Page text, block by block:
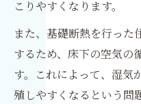
こりやすくなります。
また、基礎断熱を行った
するため、床下の空気の
す。これによって、湿気
殖しやすくなるという問